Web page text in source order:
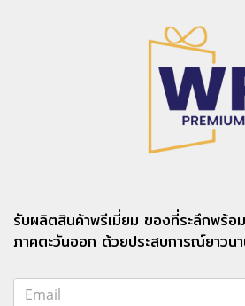
รับผลิตสินค้าพรีเมี่ยม ของที่ระลึกพร้อ
ภาคตะวันออก ด้วยประสบการณ์ยาวน